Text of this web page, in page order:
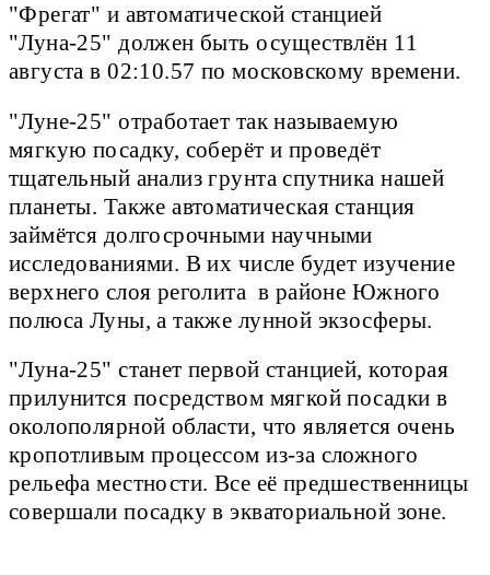
"Фрегат" и автоматической станцией
"Луна-25" должен быть осуществлён 11
августа в 02:10.57 по московскому времени.
"Луне-25" отработает так называемую
мягкую посадку, соберёт и проведёт
тщательный анализ грунта спутника нашей
планеты. Также автоматическая станция
займётся долгосрочными научными
исследованиями. В их числе будет изучение
верхнего слоя реголита в районе Южного
полюса Луны, а также лунной экзосферы.
"Луна-25" станет первой станцией, которая
прилунится посредством мягкой посадки в
околополярной области, что является очень
кропотливым процессом из-за сложного
рельефа местности. Все её предшественницы
совершали посадку в экваториальной зоне.